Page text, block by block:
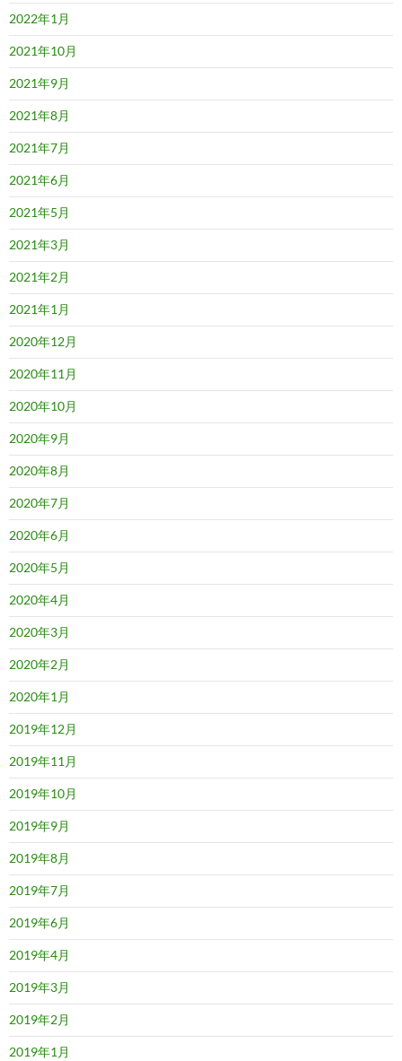
2022年1月
2021年10月
2021年9月
2021年8月
2021年7月
2021年6月
2021年5月
2021年3月
2021年2月
2021年1月
2020年12月
2020年11月
2020年10月
2020年9月
2020年8月
2020年7月
2020年6月
2020年5月
2020年4月
2020年3月
2020年2月
2020年1月
2019年12月
2019年11月
2019年10月
2019年9月
2019年8月
2019年7月
2019年6月
2019年4月
2019年3月
2019年2月
2019年1月